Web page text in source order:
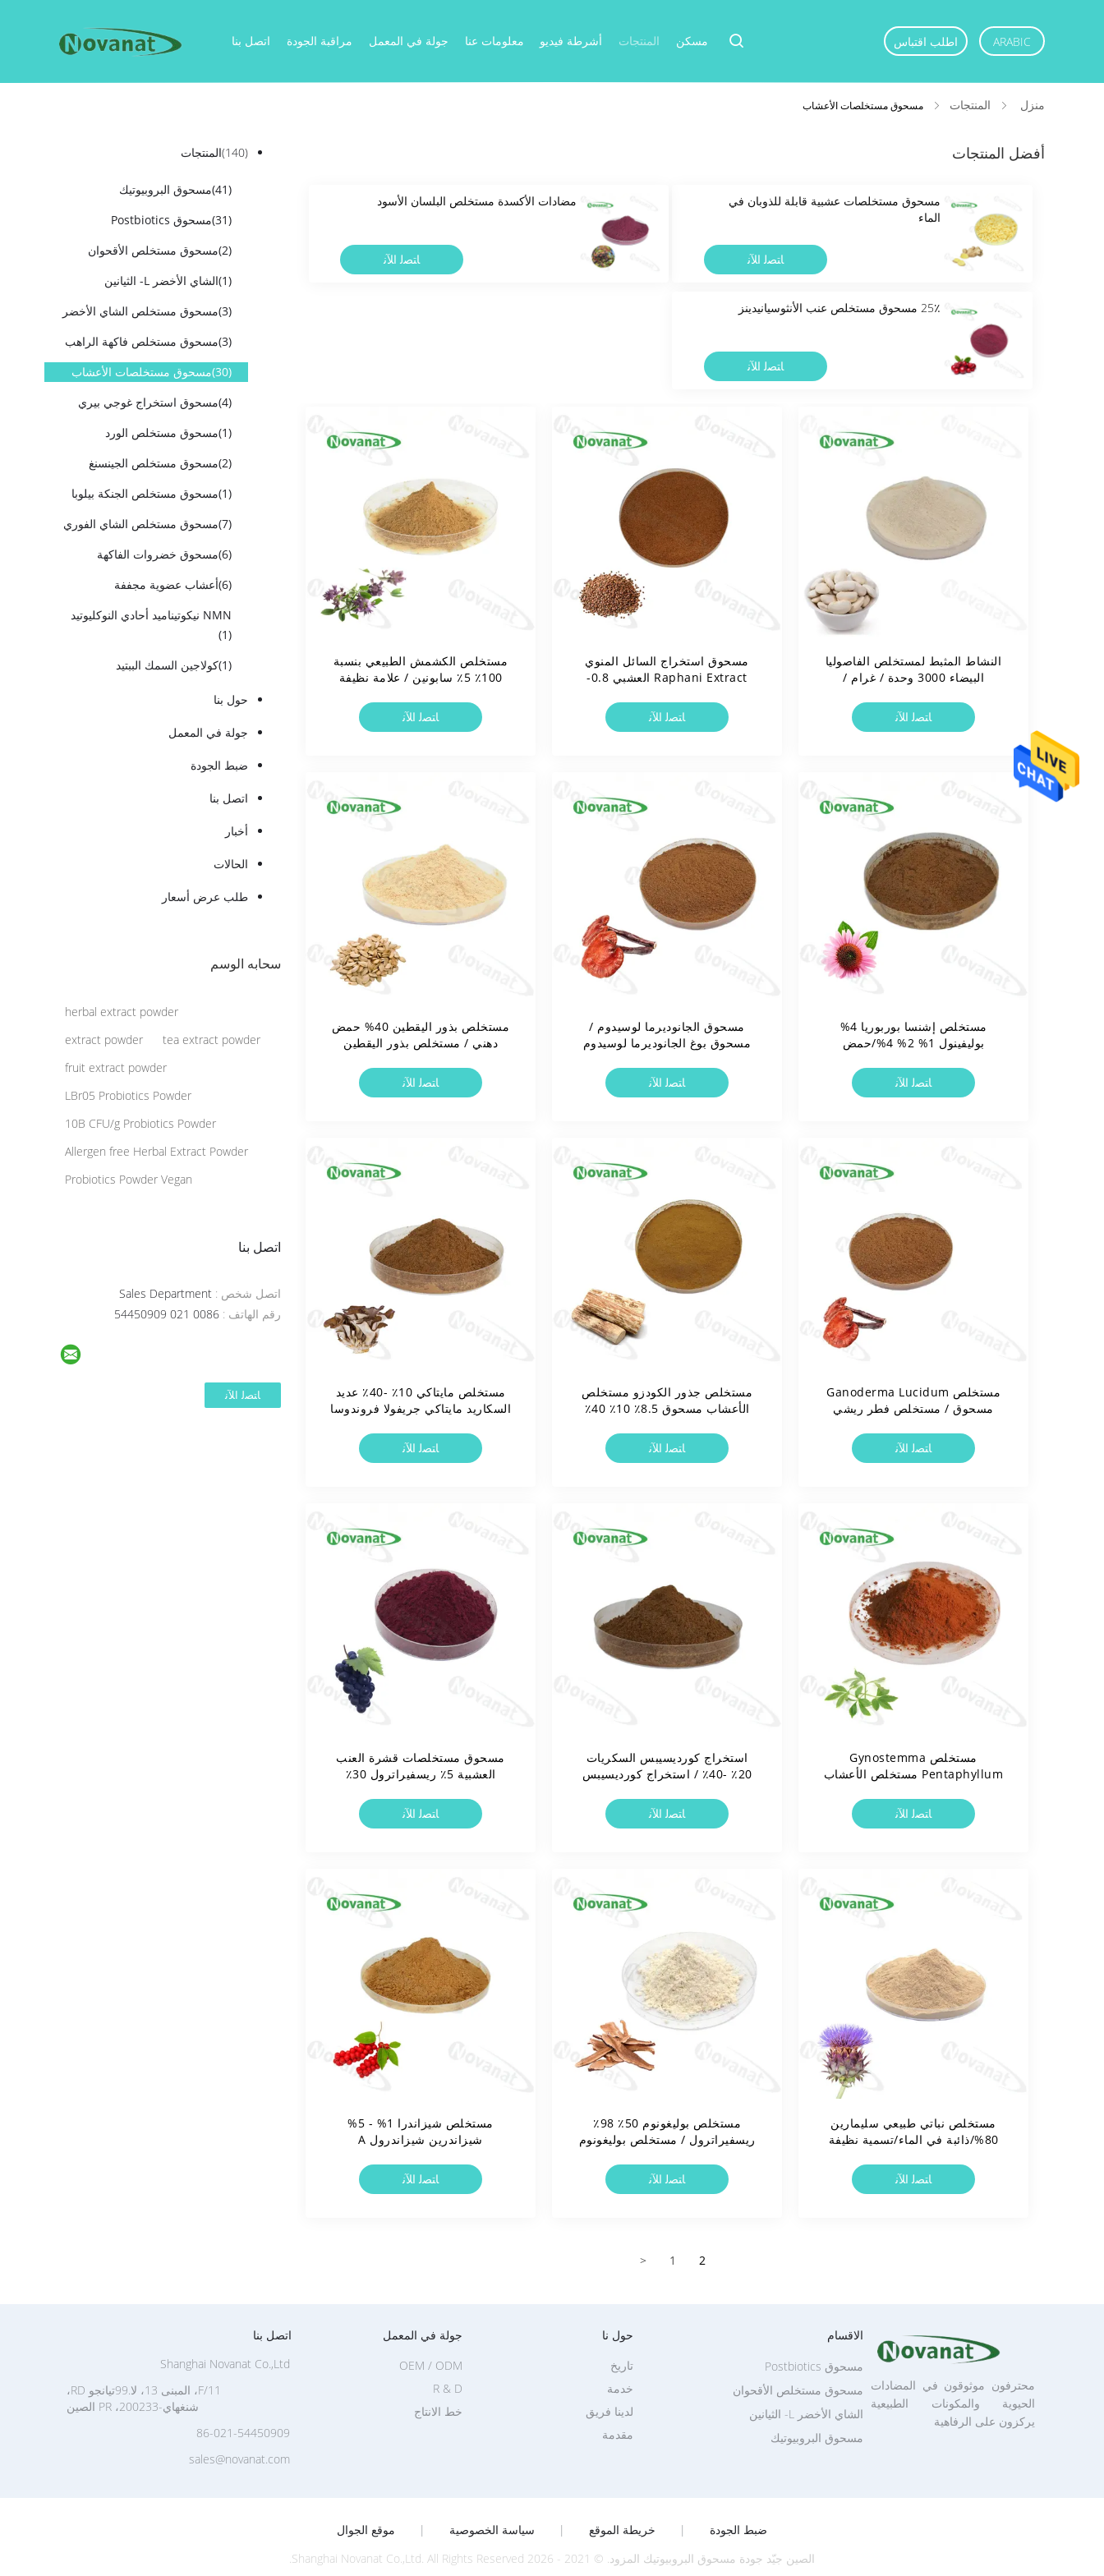
مسكن المنتجات أشرطة فيديو معلومات عنا جولة في المعمل مراقبة الجودة اتصل بنا اطلب اقتباس ARABIC
منزل المنتجات مسحوق مستخلصات الأعشاب
المنتجات (140)
مسحوق البروبيوتيك
(41)
مسحوق Postbiotics
(31)
مسحوق مستخلص الأقحوان
(2)
الشاي الأخضر L- الثيانين
(1)
مسحوق مستخلص الشاي الأخضر
(3)
مسحوق مستخلص فاكهة الراهب
(3)
مسحوق مستخلصات الأعشاب
(30)
مسحوق استخراج غوجي بيري
(4)
مسحوق مستخلص الورد
(1)
مسحوق مستخلص الجينسنغ
(2)
مسحوق مستخلص الجنكة بيلوبا
(1)
مسحوق مستخلص الشاي الفوري
(7)
مسحوق خضروات الفاكهة
(6)
أعشاب عضوية مجففة
(6)
NMN نيكوتيناميد أحادي النوكليوتيد
(1)
كولاجين السمك الببتيد
(1)
حول بنا
جولة في المعمل
ضبط الجودة
اتصل بنا
أخبار
الحالات
طلب عرض أسعار
سحابه الوسم
herbal extract powder
extract powder
tea extract powder
fruit extract powder
LBr05 Probiotics Powder
10B CFU/g Probiotics Powder
Allergen free Herbal Extract Powder
Probiotics Powder Vegan
اتصل بنا
اتصل شخص :
رقم الهاتف :
أفضل المنتجات
مسحوق مستخلصات عشبية قابلة للذوبان في
الماء
ﺎﺘﺼﻟ ﺍﻶﻧ
مضادات الأكسدة مستخلص البلسان الأسود
ﺎﺘﺼﻟ ﺍﻶﻧ
25٪ مسحوق مستخلص عنب الأنثوسيانيدينز
ﺎﺘﺼﻟ ﺍﻶﻧ
مستخلص الكشمش الطبيعي بنسبة
100٪ 5٪ سابونين / علامة نظيفة
ﺎﺘﺼﻟ ﺍﻶﻧ
مسحوق استخراج السائل المنوي
Raphani Extract العشبي 0.8-
ﺎﺘﺼﻟ ﺍﻶﻧ
النشاط المثبط لمستخلص الفاصوليا
البيضاء 3000 وحدة / غرام /
ﺎﺘﺼﻟ ﺍﻶﻧ
مستخلص بذور اليقطين 40% حمض
دهني / مستخلص بذور اليقطين
ﺎﺘﺼﻟ ﺍﻶﻧ
مسحوق الجانوديرما لوسيدوم /
مسحوق بوغ الجانوديرما لوسيدوم
ﺎﺘﺼﻟ ﺍﻶﻧ
مستخلص إشنسا بوربوريا 4%
بوليفينول 1% 2% 4%/حمض
ﺎﺘﺼﻟ ﺍﻶﻧ
مستخلص مايتاكي 10٪ -40٪ عديد
السكاريد مايتاكي جريفولا فروندوسا
ﺎﺘﺼﻟ ﺍﻶﻧ
مستخلص جذور الكودزو مستخلص
الأعشاب مسحوق 8.5٪ 10٪ 40٪
علامة نظيفة
ﺎﺘﺼﻟ ﺍﻶﻧ
مستخلص Ganoderma Lucidum
مسحوق / مستخلص فطر ريشي
خالية من المواد المسببة للحساسية
ﺎﺘﺼﻟ ﺍﻶﻧ
مسحوق مستخلصات قشرة العنب
العشبية 5٪ ريسفيراترول 30٪
ﺎﺘﺼﻟ ﺍﻶﻧ
استخراج كورديسيبس السكريات
20٪ -40٪ / استخراج كورديسيبس
ﺎﺘﺼﻟ ﺍﻶﻧ
مستخلص Gynostemma
Pentaphyllum مستخلص الأعشاب
Gypenosides / صافي العلامة
التسمية
ﺎﺘﺼﻟ ﺍﻶﻧ
مستخلص شيزاندرا 1% - 5%
شيزاندرين شيزاندرول A
مستخلص ماء
ﺎﺘﺼﻟ ﺍﻶﻧ
مستخلص بوليغونوم 50٪ 98٪
ريسفيراترول / مستخلص بوليغونوم
ﺎﺘﺼﻟ ﺍﻶﻧ
مستخلص نباتي طبيعي سليمارين
80%/ذائبة في الماء/تسمية نظيفة
ﺎﺘﺼﻟ ﺍﻶﻧ
< 1 2
محترفون موثوقون في المضادات
الحيوية والمكونات الطبيعية
يركزون على الرفاهية
الاقسام
مسحوق البروبيوتيك
مسحوق Postbiotics
مسحوق مستخلص الأقحوان
الشاي الأخضر L- الثيانين
حول نا
مقدمة
تاريخ
خدمة
لدينا فريق
جولة في المعمل
خط الانتاج
OEM / ODM
R & D
اتصل بنا
Shanghai Novanat Co.,Ltd
11/F، المبنى 13، لا.99تيانجو RD،
شنغهاي-200233، PR الصين
86-021-54450909
sales@novanat.com
ضبط الجودة | خريطة الموقع | سياسة الخصوصية |
موقع الجوال
الصين جيّد جودة مسحوق البروبيوتيك المزود. © 2021 - 2026 Shanghai Novanat Co.,Ltd. All Rights Reserved.